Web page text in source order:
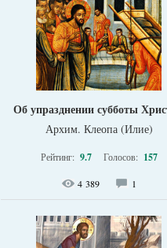
Об упразднении субботы
Архим. Клеопа (Илие)
Рейтинг: 9.7 Голосов: 157
4 389 1